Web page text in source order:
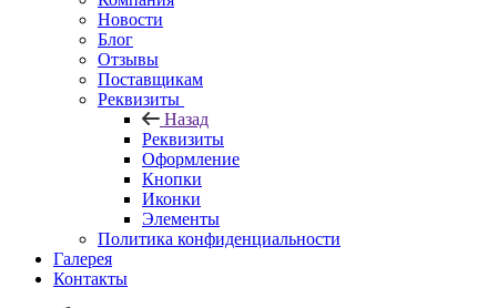
Новости
Блог
Отзывы
Поставщикам
Реквизиты
Назад
Реквизиты
Оформление
Кнопки
Иконки
Элементы
Политика конфиденциальности
Галерея
Контакты